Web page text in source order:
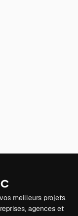
meilleurs projets.
agences et